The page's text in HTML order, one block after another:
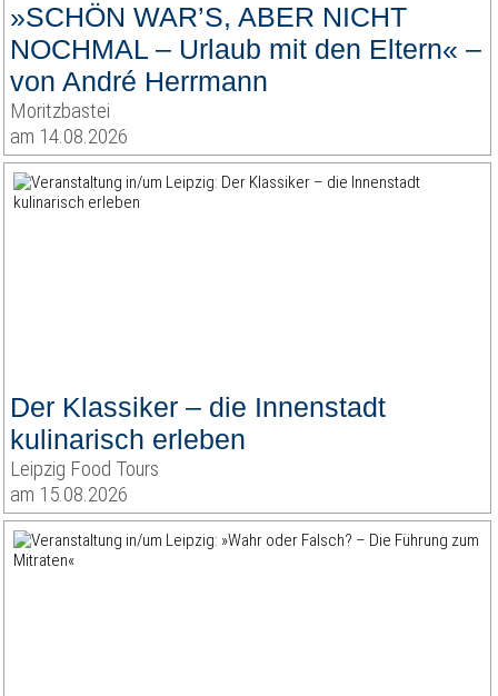
»SCHÖN WAR’S, ABER NICHT
NOCHMAL – Urlaub mit den Eltern« –
von André Herrmann
Moritzbastei
am 14.08.2026
Der Klassiker – die Innenstadt
kulinarisch erleben
Leipzig Food Tours
am 15.08.2026